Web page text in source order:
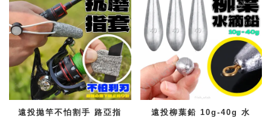
遠投拋竿不怕割手 路亞指
遠投柳葉鉛 10g-40g 水